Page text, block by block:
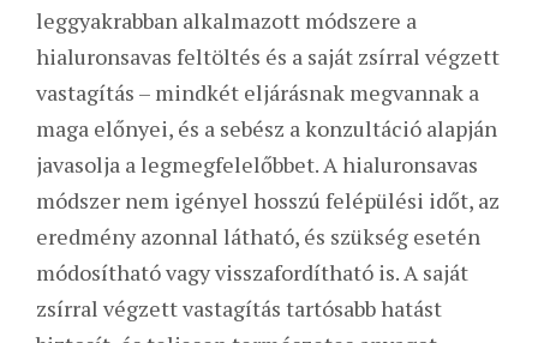
leggyakrabban alkalmazott módszere a
hialuronsavas feltöltés és a saját zsírral végzett
vastagítás – mindkét eljárásnak megvannak a
maga előnyei, és a sebész a konzultáció alapján
javasolja a legmegfelelőbbet. A hialuronsavas
módszer nem igényel hosszú felépülési időt, az
eredmény azonnal látható, és szükség esetén
módosítható vagy visszafordítható is. A saját
zsírral végzett vastagítás tartósabb hatást